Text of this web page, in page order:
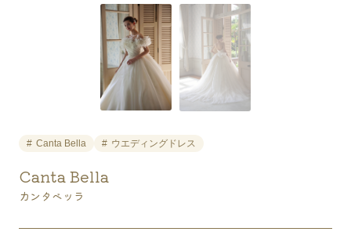
Canta Bella ウエディングドレス
Canta Bella
カンタベッラ